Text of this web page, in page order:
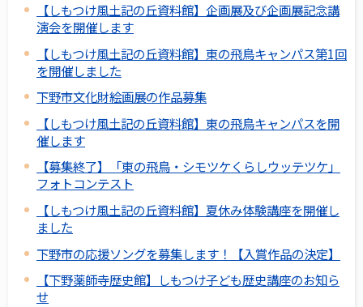
【しもつけ風土記の丘資料館】企画展及び企画展記念講
演会を開催します
【しもつけ風土記の丘資料館】東の飛鳥キャンパス第1回
を開催しました
下野市文化財絵画展の作品募集
【しもつけ風土記の丘資料館】東の飛鳥キャンパスを開
催します
【募集終了】「東の飛鳥・シモツケくらしウッテツケ」
フォトコンテスト
【しもつけ風土記の丘資料館】夏休み体験講座を開催し
ました
下野市の応援ソングを募集します！【入賞作品の決定】
【下野薬師寺歴史館】しもつけ子ども歴史講座のお知ら
せ